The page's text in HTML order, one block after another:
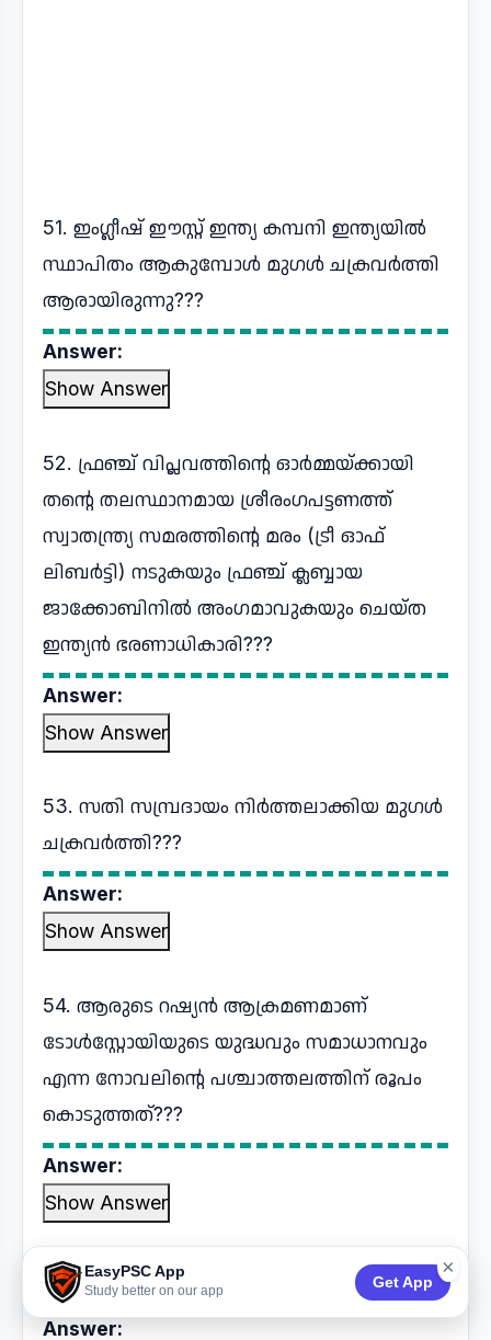
EasyPSC App
Study better on our app
Get App
×
51. ഇംഗ്ലീഷ് ഈസ്റ്റ് ഇന്ത്യ കമ്പനി ഇന്ത്യയിൽ
സ്ഥാപിതം ആകുമ്പോൾ മുഗൾ ചക്രവർത്തി
ആരായിരുന്നു???
Answer:
Show Answer
52. ഫ്രഞ്ച് വിപ്ലവത്തിന്റെ ഓർമ്മയ്ക്കായി
തന്റെ തലസ്ഥാനമായ ശ്രീരംഗപട്ടണത്ത്
സ്വാതന്ത്ര്യ സമരത്തിന്റെ മരം (ട്രീ ഓഫ്
ലിബർട്ടി) നടുകയും ഫ്രഞ്ച് ക്ലബ്ബായ
ജാക്കോബിനിൽ അംഗമാവുകയും ചെയ്ത
ഇന്ത്യൻ ഭരണാധികാരി???
Answer:
Show Answer
53. സതി സമ്പ്രദായം നിർത്തലാക്കിയ മുഗൾ
ചക്രവർത്തി???
Answer:
Show Answer
54. ആരുടെ റഷ്യൻ ആക്രമണമാണ്
ടോൾസ്റ്റോയിയുടെ യുദ്ധവും സമാധാനവും
എന്ന നോവലിന്റെ പശ്ചാത്തലത്തിന് രൂപം
കൊടുത്തത്???
Answer:
Show Answer
55. മുഗൾ ഭരണ കാലഘട്ടം???
Answer: